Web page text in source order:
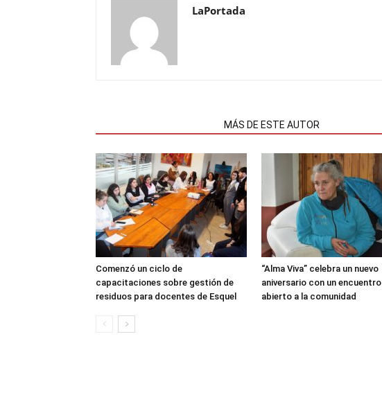
LaPortada
MÁS DE ESTE AUTOR
Comenzó un ciclo de
capacitaciones sobre gestión de
residuos para docentes de Esquel
“Alma Viva” celebra un nuevo
aniversario con un encuentro
abierto a la comunidad